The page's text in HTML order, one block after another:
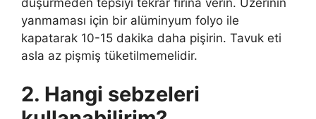
yanmaması için bir alüminyum folyo ile
kapatarak 10-15 dakika daha pişirin. Tavuk eti
asla az pişmiş tüketilmemelidir.
2. Hangi sebzeleri